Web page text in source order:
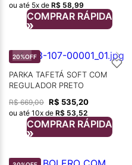
ou até 5x de R$ 58,99
COMPRAR RÁPIDA
20%OFF
PARKA TAFETÁ SOFT COM
REGULADOR PRETO
R$ 669,00 R$ 535,20
ou até 10x de R$ 53,52
COMPRAR RÁPIDA